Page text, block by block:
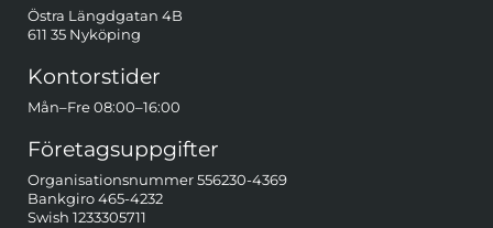
Östra Längdgatan 4B
611 35 Nyköping
Kontorstider
Mån–Fre 08:00–16:00
Företagsuppgifter
Organisationsnummer 556230-4369
Bankgiro 465-4232
Swish 1233305711